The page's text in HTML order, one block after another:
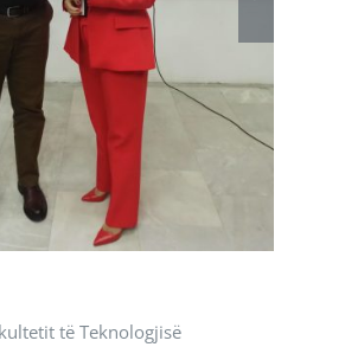
të Teknologjisë